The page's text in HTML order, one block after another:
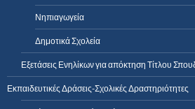
Νηπιαγωγεία
Δημοτικά Σχολεία
Εξετάσεις Ενηλίκων για απόκτηση Τίτλου
Εκπαιδευτικές Δράσεις-Σχολικές Δραστηριότητες